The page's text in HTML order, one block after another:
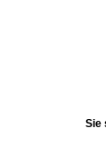
Sie